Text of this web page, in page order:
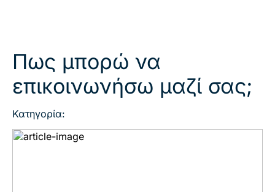
Πως μπορώ να
επικοινωνήσω μαζί σας;
Κατηγορία: